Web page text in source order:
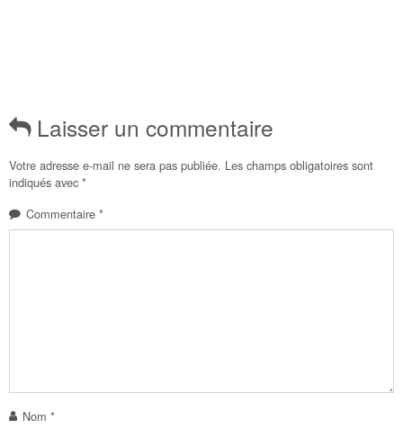
Laisser un commentaire
Votre adresse e-mail ne sera pas publiée. Les champs obligatoires sont
indiqués avec *
Commentaire *
Nom *